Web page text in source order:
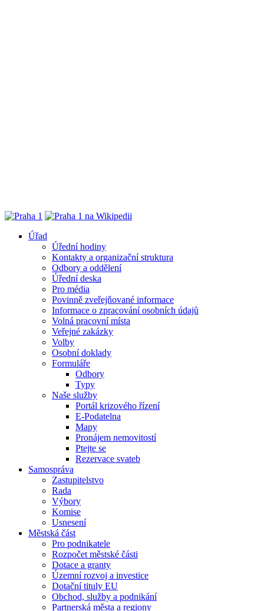
Úřad
Úřední hodiny
Kontakty a organizační struktura
Odbory a oddělení
Úřední deska
Pro média
Povinně zveřejňované informace
Informace o zpracování osobních údajů
Volná pracovní místa
Veřejné zakázky
Volby
Osobní doklady
Formuláře
Odbory
Typy
Naše služby
Portál krizového řízení
E-Podatelna
Mapy
Pronájem nemovitostí
Ptejte se
Rezervace svateb
Samospráva
Zastupitelstvo
Rada
Výbory
Komise
Usnesení
Městská část
Pro podnikatele
Rozpočet městské části
Dotace a granty
Územní rozvoj a investice
Dotační tituly EU
Obchod, služby a podnikání
Partnerská města a regiony